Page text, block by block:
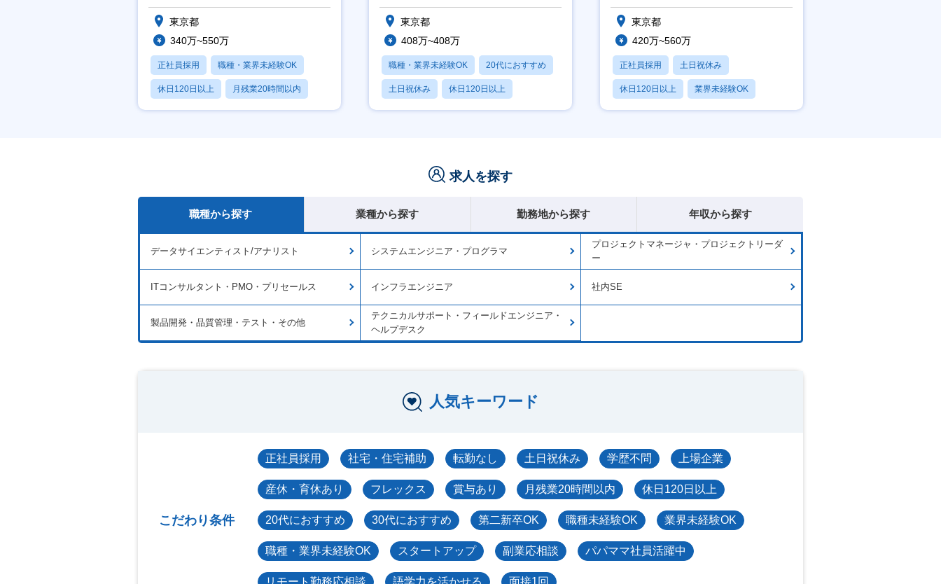
東京都
340万~550万
正社員採用 職種・業界未経験OK
休日120日以上 月残業20時間以内
賞与あり
東京都
408万~408万
職種・業界未経験OK 20代におすすめ
土日祝休み 休日120日以上
産休・育休あり
東京都
420万~560万
正社員採用 土日祝休み
休日120日以上 業界未経験OK
月残業20時間以内
求人を探す
職種から探す 業種から探す 勤務地から探す 年収から探す
データサイエンティスト/アナリスト システムエンジニア・プログラマ
プロジェクトマネージャ・プロジェクトリーダ
ー
ITコンサルタント・PMO・プリセールス インフラエンジニア 社内SE
製品開発・品質管理・テスト・その他
テクニカルサポート・フィールドエンジニア・
ヘルプデスク
人気キーワード
こだわり条件
正社員採用 社宅・住宅補助 転勤なし 土日祝休み 学歴不問 上場企業
産休・育休あり フレックス 賞与あり 月残業20時間以内 休日120日以上
20代におすすめ 30代におすすめ 第二新卒OK 職種未経験OK 業界未経験OK
職種・業界未経験OK スタートアップ 副業応相談 パパママ社員活躍中
リモート勤務応相談 語学力を活かせる 面接1回